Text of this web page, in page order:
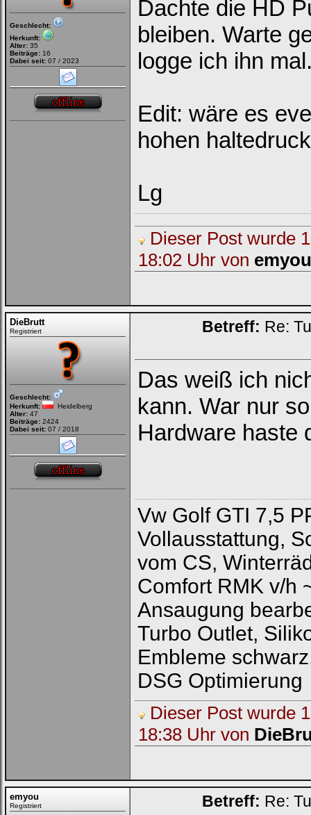
Geschlecht:
Herkunft:
Alter: 35
Beiträge: 16
Dabei seit: 07 / 2023
Dachte die HD
bleiben. Warte
logge ich ihn
Edit: wäre es
hohen
Lg
Dieser Post wurde
18:02 Uhr von emyou
DieBrutt
Registriert
Geschlecht:
Herkunft:
Heidelberg
Alter: 47
Beiträge: 2424
Dabei seit: 07 / 2018
Betreff: Re:
Das weiß ich
kann. War nur
Hardware haste
Vw Golf GTI 7,5
Vollausstattung,
vom CS,
Comfort RMK v/h
Ansaugung
Turbo Outlet,
Embleme
DSG Optimierung
Dieser Post wurde
18:38 Uhr von
emyou
Registriert Betreff: Re: